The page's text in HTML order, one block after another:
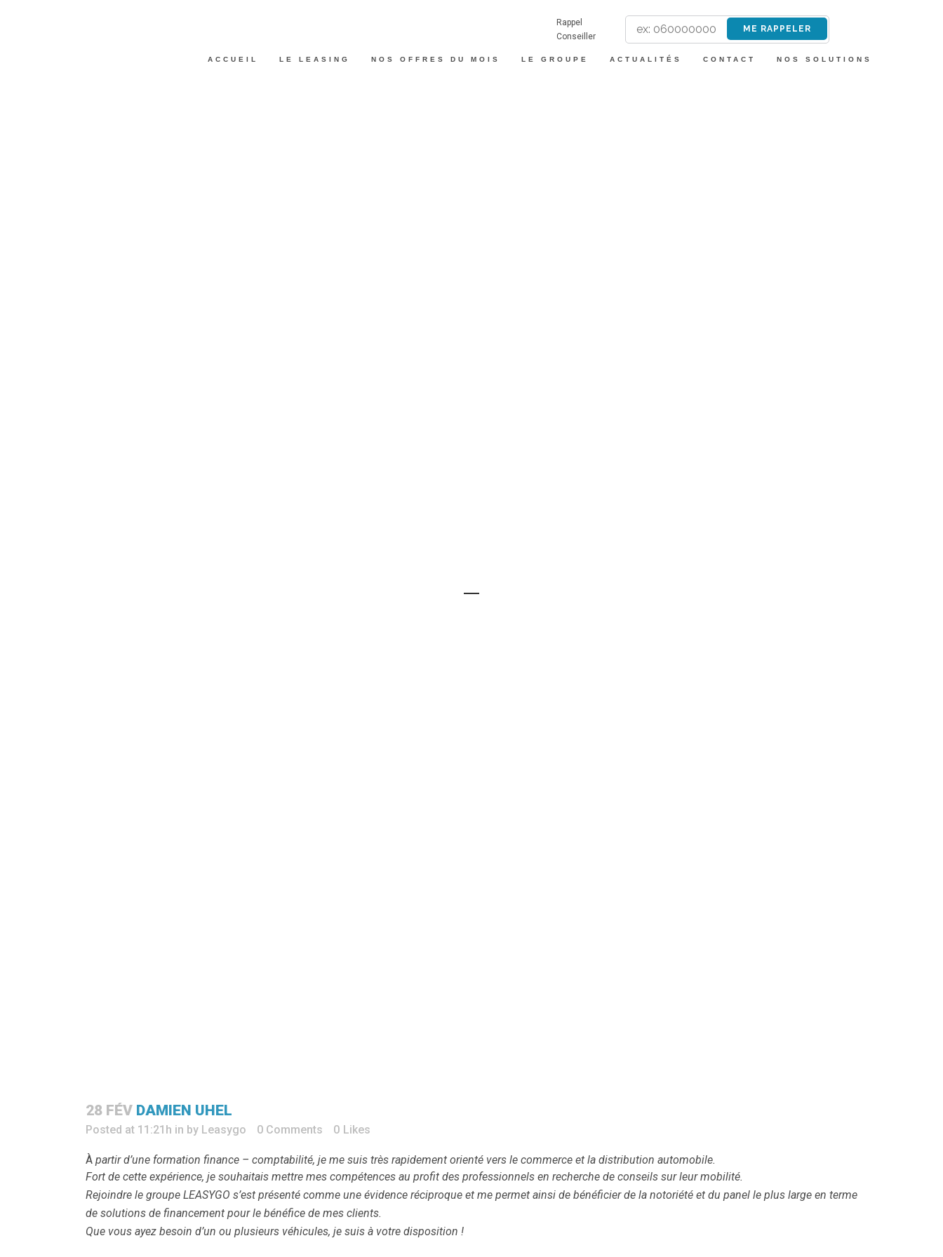
Rappel
Conseiller
ACCUEIL LE LEASING NOS OFFRES DU MOIS LE GROUPE ACTUALITÉS CONTACT NOS SOLUTIONS
28 FÉV DAMIEN UHEL
Posted at 11:21h in by Leasygo 0 Comments 0 Likes
À partir d’une formation finance – comptabilité, je me suis très rapidement orienté vers le commerce et la distribution automobile.
Fort de cette expérience, je souhaitais mettre mes compétences au profit des professionnels en recherche de conseils sur leur mobilité.
Rejoindre le groupe LEASYGO s’est présenté comme une évidence réciproque et me permet ainsi de bénéficier de la notoriété et du panel le plus large en terme
de solutions de financement pour le bénéfice de mes clients.
Que vous ayez besoin d’un ou plusieurs véhicules, je suis à votre disposition !